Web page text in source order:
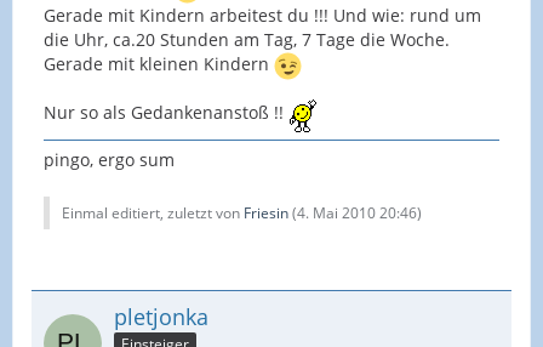
Gerade mit Kindern arbeitest du !!! Und wie: rund um
die Uhr, ca.20 Stunden am Tag, 7 Tage die Woche.
Gerade mit kleinen Kindern
Nur so als Gedankenanstoß !!
pingo, ergo sum
Einmal editiert, zuletzt von Friesin(4. Mai 2010 20:46)
pletjonka